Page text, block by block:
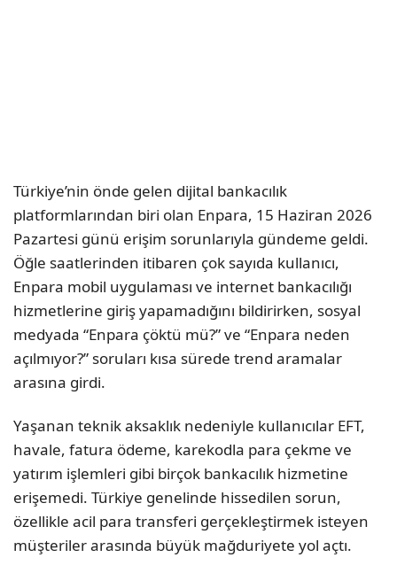
Türkiye’nin önde gelen dijital bankacılık
platformlarından biri olan Enpara, 15 Haziran 2026
Pazartesi günü erişim sorunlarıyla gündeme geldi.
Öğle saatlerinden itibaren çok sayıda kullanıcı,
Enpara mobil uygulaması ve internet bankacılığı
hizmetlerine giriş yapamadığını bildirirken, sosyal
medyada “Enpara çöktü mü?” ve “Enpara neden
açılmıyor?” soruları kısa sürede trend aramalar
arasına girdi.
Yaşanan teknik aksaklık nedeniyle kullanıcılar EFT,
havale, fatura ödeme, karekodla para çekme ve
yatırım işlemleri gibi birçok bankacılık hizmetine
erişemedi. Türkiye genelinde hissedilen sorun,
özellikle acil para transferi gerçekleştirmek isteyen
müşteriler arasında büyük mağduriyete yol açtı.